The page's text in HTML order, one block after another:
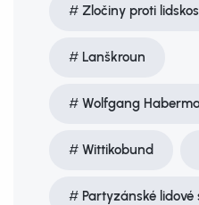
Zločiny proti
Lanškroun
Wolfgang
Wittikobund
Partyzánské lidové